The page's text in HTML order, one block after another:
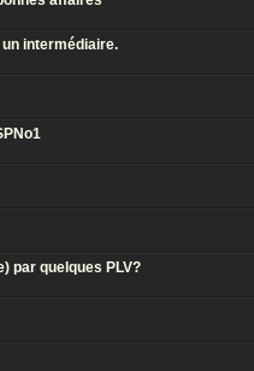
intermédiaire.
par quelques PLV?